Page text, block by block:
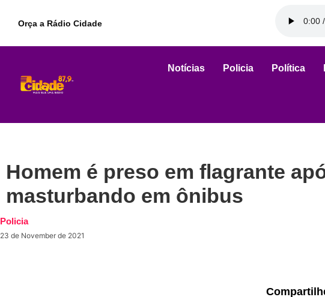
Orça a Rádio Cidade
Notícias Policia Política
Homem é preso em flagrante
masturbando em ônibus
Policia
23 de November de 2021